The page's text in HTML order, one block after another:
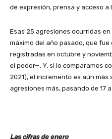
de expresión, prensa y acceso a
Esas 25 agresiones ocurridas
máximo del año pasado, que
registradas en octubre y
el poder—. Y, si lo comparamos
2021), el incremento es aún más
agresiones más, pasando de 17 a
Las cifras de enero